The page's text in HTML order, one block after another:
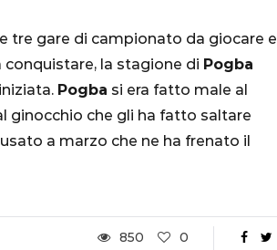
tre gare di campionato da giocare e
conquistare, la stagione di Pogba
Pogba si era fatto male al
ginocchio che gli ha fatto saltare
a marzo che ne ha frenato il
850 0